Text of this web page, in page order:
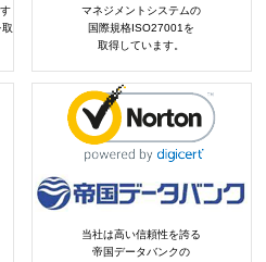
マネジメントシステムの
国際規格ISO27001を
取得しています。
当社は高い信頼性を誇る
帝国データバンクの